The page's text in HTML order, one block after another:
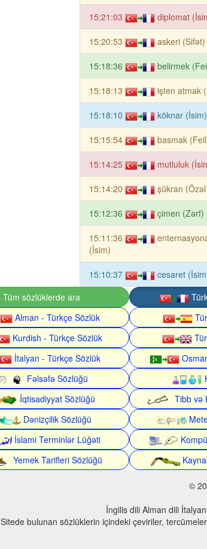
15:21:03 diplomat
15:20:53 askeri (Sifət)
15:18:36 belirmek
15:18:13 işten atmak
15:18:10 köknar (İsim)
15:15:54 basmak
15:14:25 mutluluk
15:14:20 şükran
15:12:36 çimen (Zərf)
15:11:36
(İsim)
15:10:37 cesaret
Tüm sözlüklerde ara
Alman - Türkçe Sözlük
Kurdish - Türkçe Sözlük
İtalyan - Türkçe Sözlük
Fəlsəfə Sözlüğü
İqtisadiyyat Sözlüğü
Tibb və
Dənizçilik Sözlüğü
İslami Terminlər Lüğəti
Yemek Tarifleri Sözlüğü
©
İngilis dili Alman dili
Sitede bulunan sözlüklerin içindeki çeviriler,